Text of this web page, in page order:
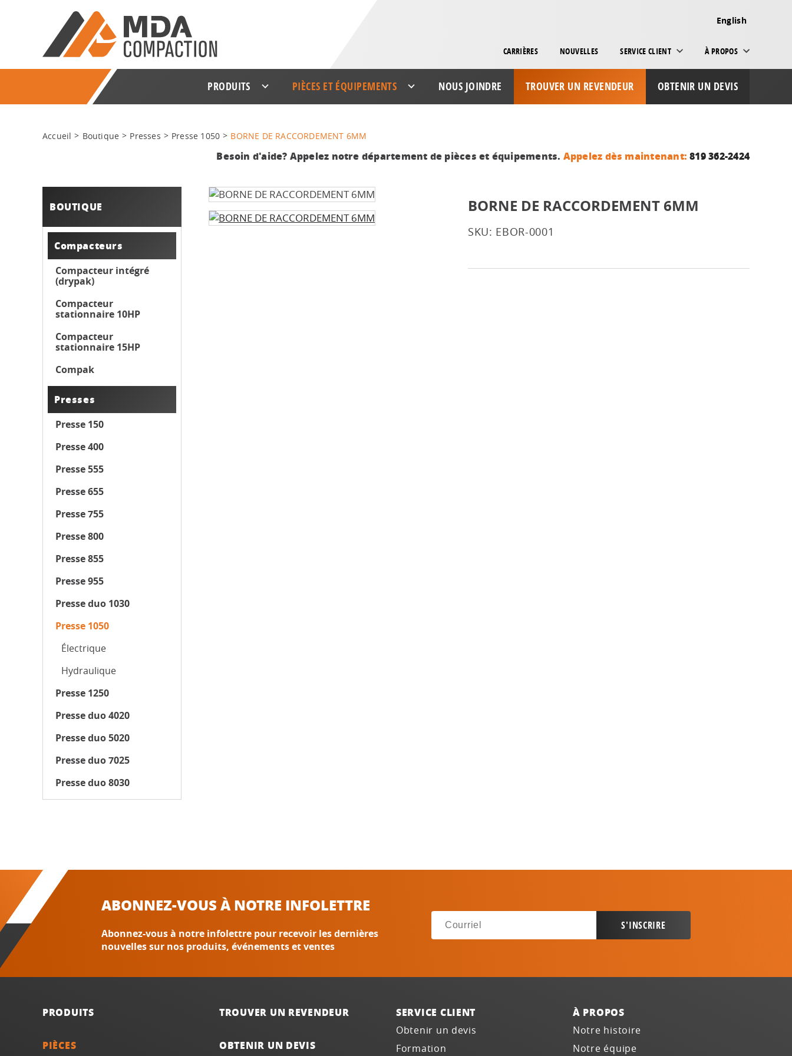
English
CARRIÈRES NOUVELLES SERVICE CLIENT À PROPOS
PRODUITS PIÈCES ET ÉQUIPEMENTS NOUS JOINDRE TROUVER UN REVENDEUR OBTENIR UN DEVIS
Accueil Boutique Presses Presse 1050 BORNE DE RACCORDEMENT 6MM
Besoin d'aide? Appelez notre département de pièces et équipements. Appelez dès maintenant: 819 362-2424
BOUTIQUE
Compacteurs
Compacteur intégré
(drypak)
Compacteur
stationnaire 10HP
Compacteur
stationnaire 15HP
Compak
Presses
Presse 150
Presse 400
Presse 555
Presse 655
Presse 755
Presse 800
Presse 855
Presse 955
Presse duo 1030
Presse 1050
Électrique
Hydraulique
Presse 1250
Presse duo 4020
Presse duo 5020
Presse duo 7025
Presse duo 8030
BORNE DE RACCORDEMENT 6MM
SKU: EBOR-0001
ABONNEZ-VOUS À NOTRE INFOLETTRE
Abonnez-vous à notre infolettre pour recevoir les dernières
nouvelles sur nos produits, événements et ventes
PRODUITS
PIÈCES
TROUVER UN REVENDEUR
OBTENIR UN DEVIS
SERVICE CLIENT
Obtenir un devis
Formation
À PROPOS
Notre histoire
Notre équipe